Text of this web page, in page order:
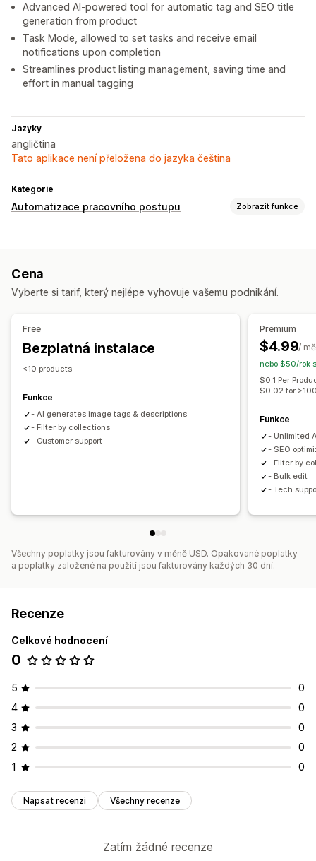
Advanced AI-powered tool for automatic tag and SEO title
generation from product
Task Mode, allowed to set tasks and receive email
notifications upon completion
Streamlines product listing management, saving time and
effort in manual tagging
Jazyky
angličtina
Tato aplikace není přeložena do jazyka čeština
Kategorie
Automatizace pracovního postupu Zobrazit funkce
Cena
Vyberte si tarif, který nejlépe vyhovuje vašemu podnikání.
Free
Bezplatná instalace
<10 products
Funkce
- AI generates image tags & descriptions
- Filter by collections
- Customer support
Premium
$4.99/
nebo $50/rok
$0.1 Per
$0.02 for
Funkce
- Unlimited
- SEO
- Filter by
- Bulk edit
- Tech
Všechny poplatky jsou fakturovány v měně USD. Opakované poplatky
a poplatky založené na použití jsou fakturovány každých 30 dní.
Recenze
Celkové hodnocení
0
5
0
4
0
3
0
2
0
1
0
Napsat recenzi Všechny recenze
Zatím žádné recenze